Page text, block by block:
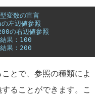
変数の宣言
左辺値参照
の右辺値参照
果：100
果：200
とで、参照の種類によ
ることができます。こ